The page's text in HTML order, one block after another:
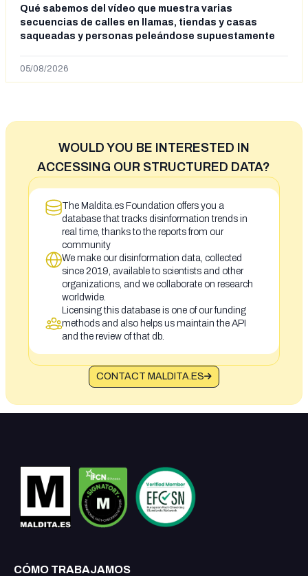
Qué sabemos del vídeo que muestra varias
secuencias de calles en llamas, tiendas y casas
saqueadas y personas peleándose supuestamente
situación irregular a Ceuta
05/08/2026
WOULD YOU BE INTERESTED IN
ACCESSING OUR STRUCTURED DATA?
The Maldita.es Foundation offers you a
database that tracks disinformation trends in
real time, thanks to the reports from our
community
We make our disinformation data, collected
since 2019, available to scientists and other
organizations, and we collaborate on research
worldwide.
Licensing this database is one of our funding
methods and also helps us maintain the API
and the review of that db.
CONTACT MALDITA.ES
CÓMO TRABAJAMOS